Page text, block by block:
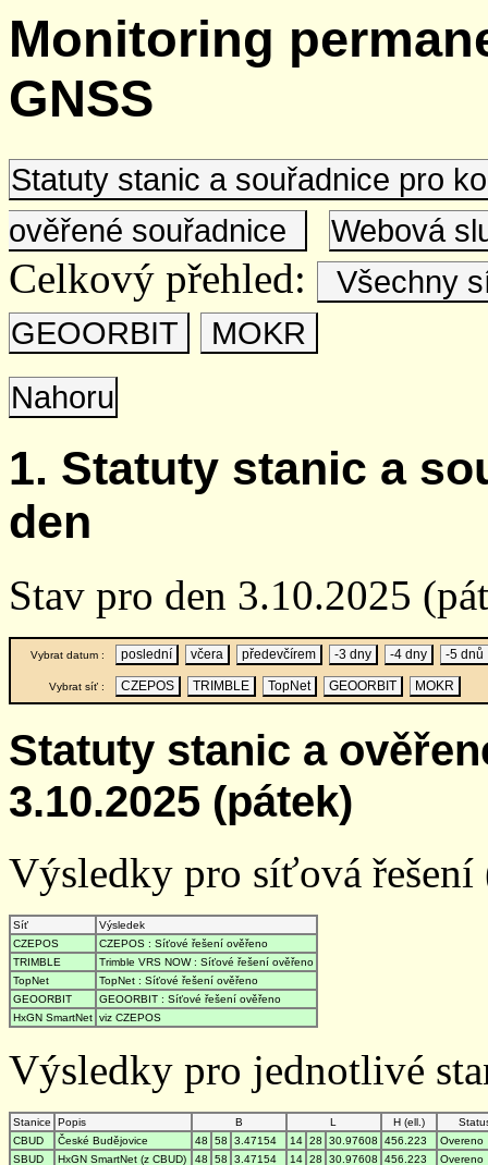
Monitoring
GNSS
Statuty stanic a souřadnice pro
ověřené souřadnice
Webová
Celkový přehled:
Všechny
GEOORBIT
MOKR
Nahoru
1. Statuty stanic a
den
Stav pro den 3.10.2025
Vybrat datum : poslední včera předevčírem -3 dny -4 dny -5 dnů
Vybrat síť : CZEPOS TRIMBLE TopNet GEOORBIT MOKR
Statuty stanic a
3.10.2025 (pátek)
Výsledky pro síťová
Síť
Výsledek
CZEPOS
CZEPOS : Síťové řešení ověřeno
TRIMBLE
Trimble VRS NOW : Síťové řešení ověřeno
TopNet
TopNet : Síťové řešení ověřeno
GEOORBIT
GEOORBIT : Síťové řešení ověřeno
HxGN SmartNet viz CZEPOS
Výsledky pro jednotlivé
Stanice Popis B L H (ell.)
CBUD
České Budějovice 48 58 3.47154 14 28 30.97608 456.223
Overeno
SBUD
HxGN SmartNet (z CBUD) 48 58 3.47154 14 28 30.97608 456.223
Overeno